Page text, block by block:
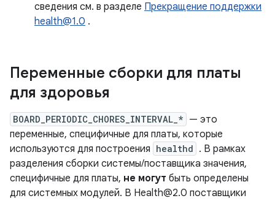
сведения см. в разделе Прекращение поддержки
health@1.0 .
Переменные сборки для платы
для здоровья
BOARD_PERIODIC_CHORES_INTERVAL_* — это
переменные, специфичные для платы, которые
используются для построения healthd . В рамках
разделения сборки системы/поставщика значения,
специфичные для платы, не могут быть определены
для системных модулей. В Health@2.0 поставщики